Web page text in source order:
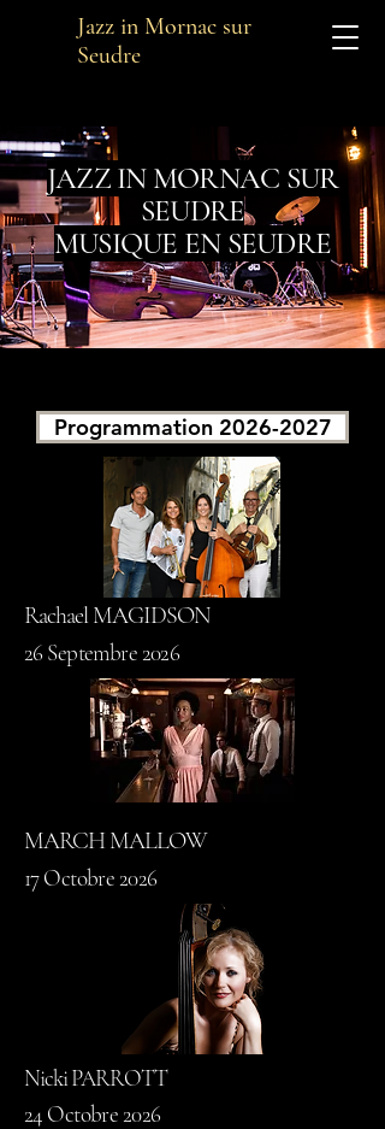
Jazz in Mornac sur
Seudre
JAZZ IN MORNAC SUR
SEUDRE
MUSIQUE EN SEUDRE
Programmation 2026-2027
Rachael MAGIDSON
26 Septembre 2026
MARCH MALLOW
17 Octobre 2026
Nicki PARROTT
24 Octobre 2026